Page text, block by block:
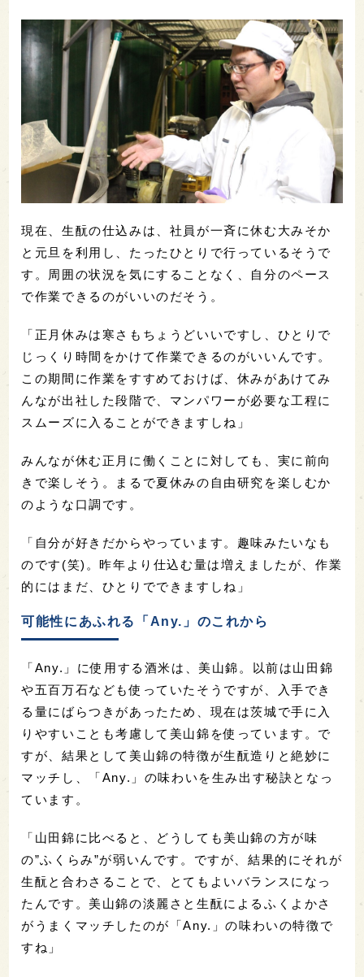
現在、生酛の仕込みは、社員が一斉に休む大みそか
と元旦を利用し、たったひとりで行っているそうで
す。周囲の状況を気にすることなく、自分のペース
で作業できるのがいいのだそう。
「正月休みは寒さもちょうどいいですし、ひとりで
じっくり時間をかけて作業できるのがいいんです。
この期間に作業をすすめておけば、休みがあけてみ
んなが出社した段階で、マンパワーが必要な工程に
スムーズに入ることができますしね」
みんなが休む正月に働くことに対しても、実に前向
きで楽しそう。まるで夏休みの自由研究を楽しむか
のような口調です。
「自分が好きだからやっています。趣味みたいなも
のです(笑)。昨年より仕込む量は増えましたが、作業
的にはまだ、ひとりでできますしね」
可能性にあふれる「Any.」のこれから
「Any.」に使用する酒米は、美山錦。以前は山田錦
や五百万石なども使っていたそうですが、入手でき
る量にばらつきがあったため、現在は茨城で手に入
りやすいことも考慮して美山錦を使っています。で
すが、結果として美山錦の特徴が生酛造りと絶妙に
マッチし、「Any.」の味わいを生み出す秘訣となっ
ています。
「山田錦に比べると、どうしても美山錦の方が味
の”ふくらみ”が弱いんです。ですが、結果的にそれが
生酛と合わさることで、とてもよいバランスになっ
たんです。美山錦の淡麗さと生酛によるふくよかさ
がうまくマッチしたのが「Any.」の味わいの特徴で
すね」